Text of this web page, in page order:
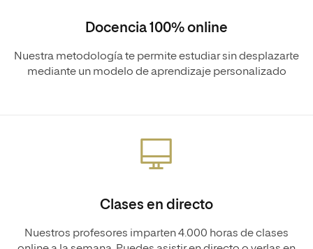
Docencia 100% online
Nuestra metodología te permite estudiar sin desplazarte
mediante un modelo de aprendizaje personalizado
Clases en directo
Nuestros profesores imparten 4.000 horas de clases